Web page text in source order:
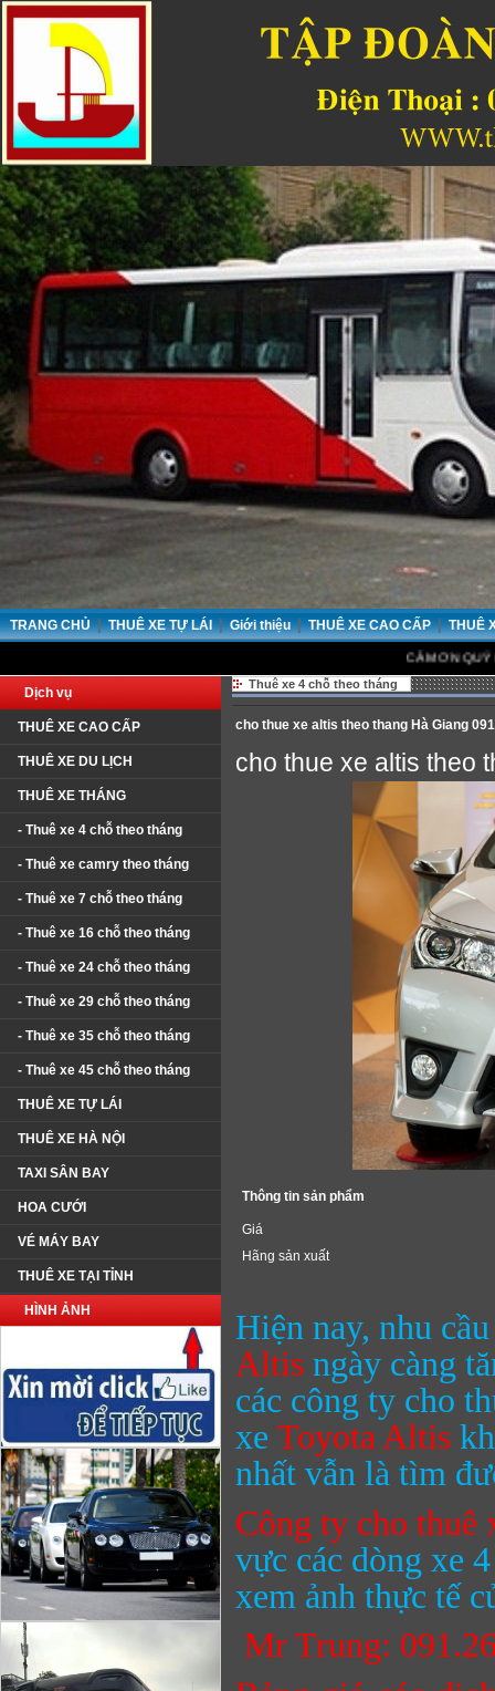
TRANG CHỦ | THUÊ XE TỰ LÁI | Giới thiệu | THUÊ XE CAO CẤP | THUÊ
CẢM ƠN QUÝ KHÁCH
Dịch vụ
THUÊ XE CAO CẤP
THUÊ XE DU LỊCH
THUÊ XE THÁNG
- Thuê xe 4 chỗ theo tháng
- Thuê xe camry theo tháng
- Thuê xe 7 chỗ theo tháng
- Thuê xe 16 chỗ theo tháng
- Thuê xe 24 chỗ theo tháng
- Thuê xe 29 chỗ theo tháng
- Thuê xe 35 chỗ theo tháng
- Thuê xe 45 chỗ theo tháng
THUÊ XE TỰ LÁI
THUÊ XE HÀ NỘI
TAXI SÂN BAY
HOA CƯỚI
VÉ MÁY BAY
THUÊ XE TẠI TỈNH
HÌNH ẢNH
Thuê xe 4 chỗ theo tháng
cho thue xe altis theo thang Hà Giang
cho thue xe altis theo
Thông tin sản phẩm
Giá
Hãng sản xuất
Hiện nay, nhu
Altis ngày càng
các công ty cho
xe Toyota Altis
nhất vẫn là tìm
Công ty cho thuê
vực các dòng xe
xem ảnh thực tế
Mr Trung: